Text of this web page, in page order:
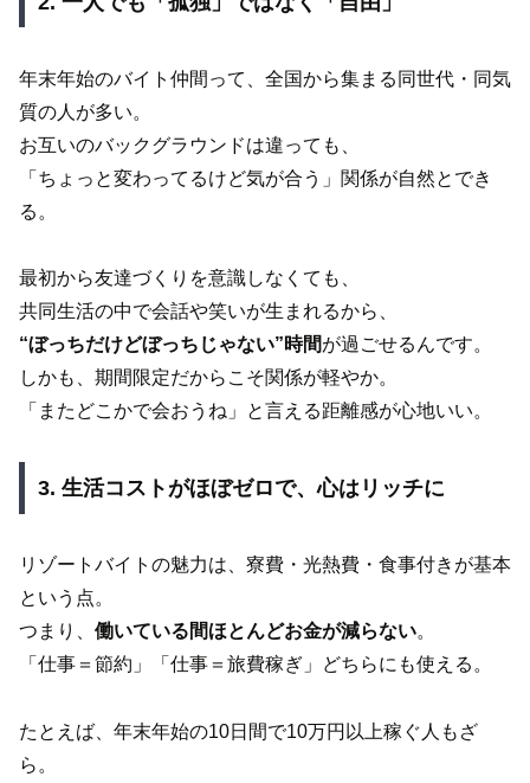
年末年始のバイト仲間って、全国から集まる同世代・同気
質の人が多い。
お互いのバックグラウンドは違っても、
「ちょっと変わってるけど気が合う」関係が自然とでき
る。
最初から友達づくりを意識しなくても、
共同生活の中で会話や笑いが生まれるから、
“ぼっちだけどぼっちじゃない”時間が過ごせるんです。
しかも、期間限定だからこそ関係が軽やか。
「またどこかで会おうね」と言える距離感が心地いい。
3. 生活コストがほぼゼロで、心はリッチに
リゾートバイトの魅力は、寮費・光熱費・食事付きが基本
という点。
つまり、 働いている間ほとんどお金が減らない。
「仕事＝節約」「仕事＝旅費稼ぎ」どちらにも使える。
たとえば、年末年始の10日間で10万円以上稼ぐ人もざ
ら。